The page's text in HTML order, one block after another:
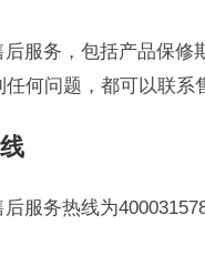
服务，包括产品保
何问题，都可以联系
服务热线为